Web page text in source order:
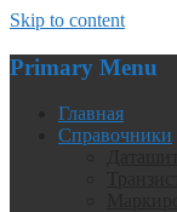
Skip to content
Primary Menu
Главная
Справочники